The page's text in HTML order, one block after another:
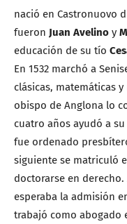
nació en Castronuovo
fueron Juan Avelino y
educación de su tío
En 1532 marchó a
clásicas, matemáticas y
obispo de Anglona lo
cuatro años ayudó a
fue ordenado
siguiente se matriculó
doctorarse en
esperaba la admisión
trabajó como abogado